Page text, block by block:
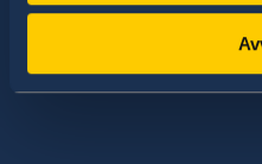
mongolia@sweden-
Fax:
av dessa stater har
konsulat. Sveriges
av drygt 100